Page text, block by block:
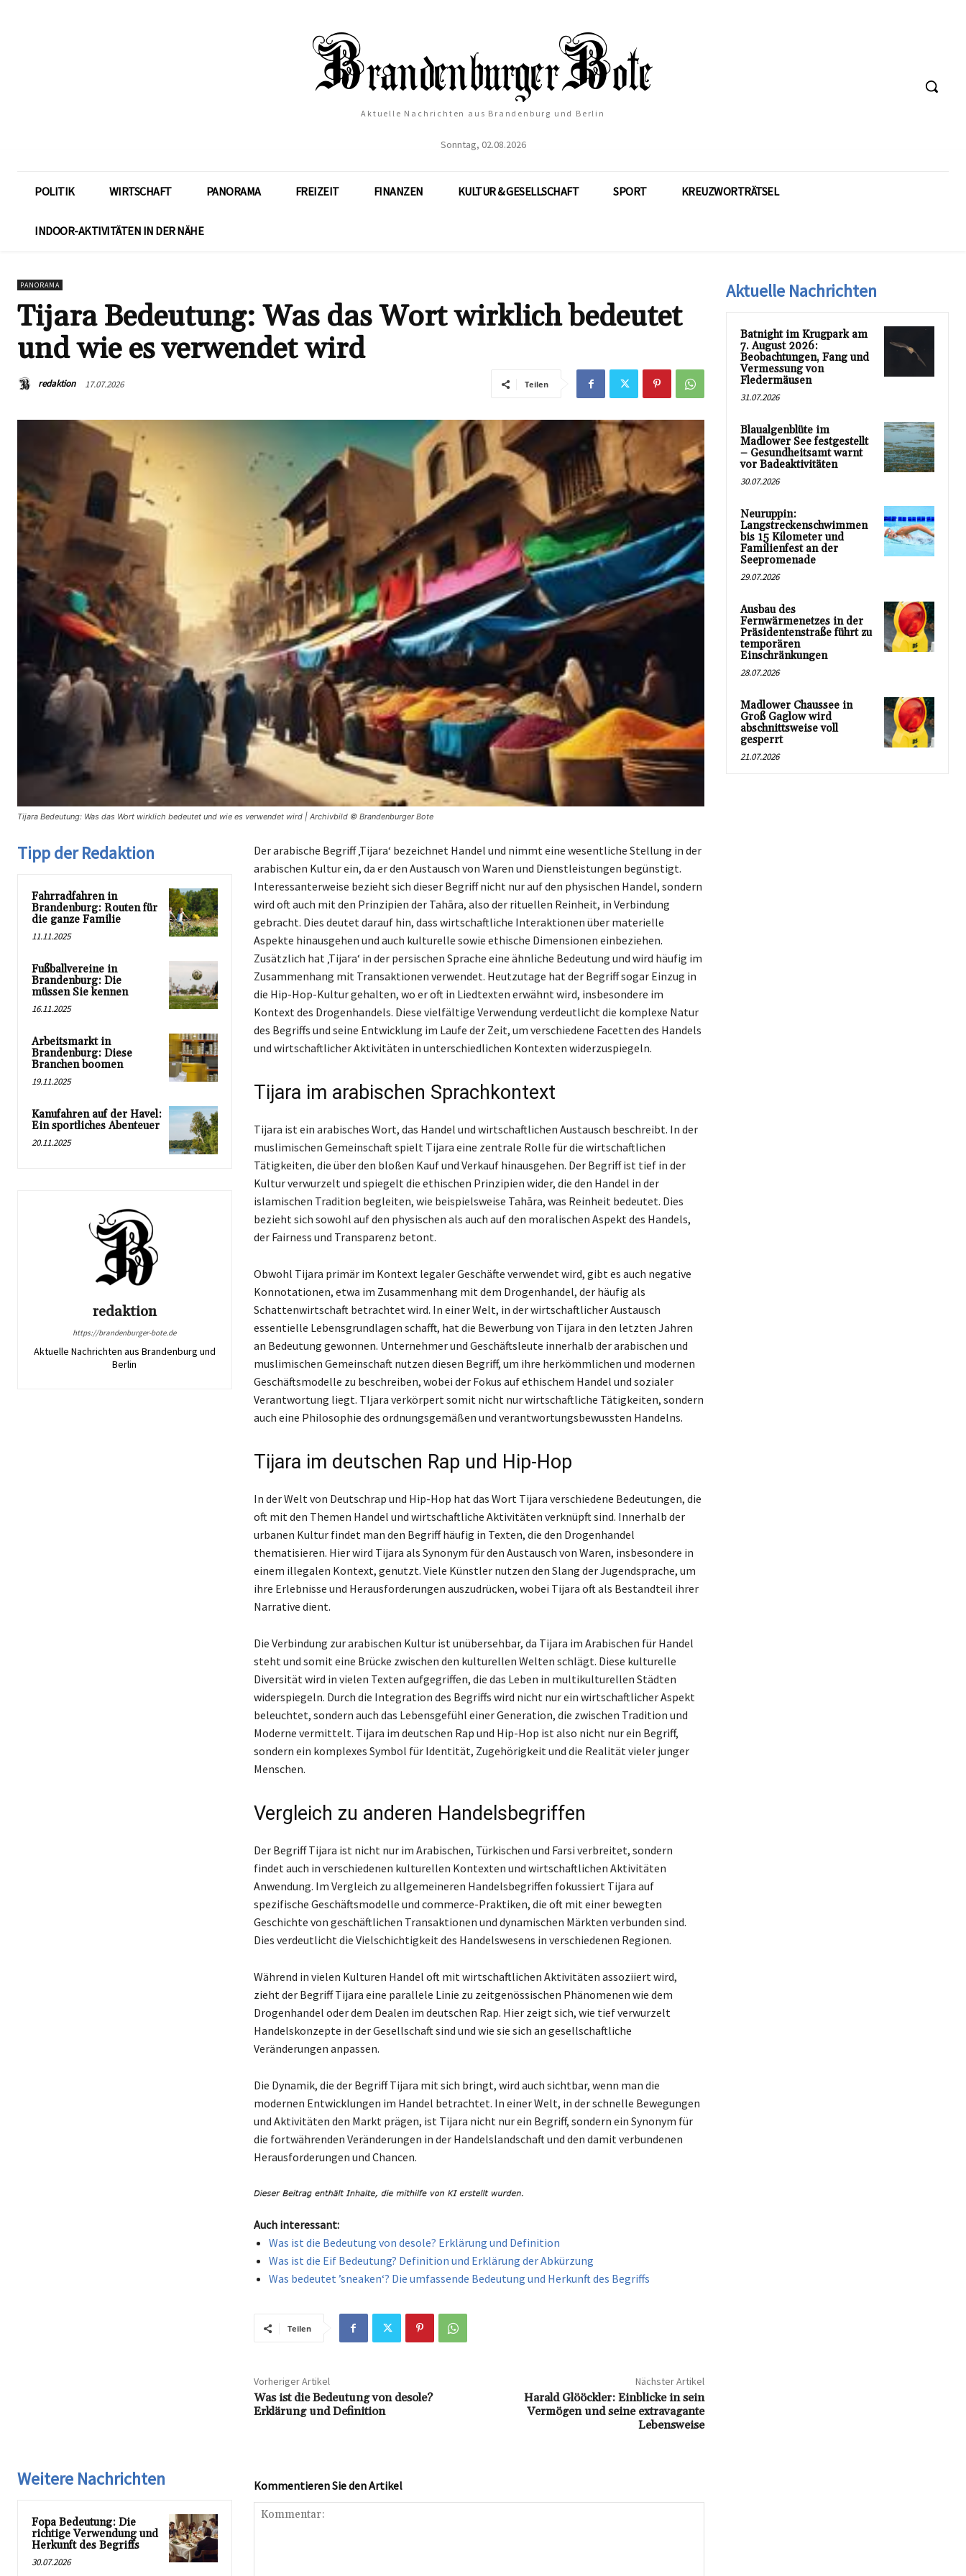
Aktuelle Nachrichten aus Brandenburg und Berlin
Sonntag, 02.08.2026
POLITIK WIRTSCHAFT PANORAMA FREIZEIT FINANZEN KULTUR & GESELLSCHAFT SPORT KREUZWORTRÄTSEL
INDOOR-AKTIVITÄTEN IN DER NÄHE
PANORAMA
Tijara Bedeutung: Was das Wort wirklich bedeutet
und wie es verwendet wird
redaktion 17.07.2026 Teilen
Tijara Bedeutung: Was das Wort wirklich bedeutet und wie es verwendet wird | Archivbild © Brandenburger Bote
Tipp der Redaktion
Fahrradfahren in
Brandenburg: Routen für
die ganze Familie
11.11.2025
Fußballvereine in
Brandenburg: Die
müssen Sie kennen
16.11.2025
Arbeitsmarkt in
Brandenburg: Diese
Branchen boomen
19.11.2025
Kanufahren auf der Havel:
Ein sportliches Abenteuer
20.11.2025
redaktion
https://brandenburger-bote.de
Aktuelle Nachrichten aus Brandenburg und
Berlin
Der arabische Begriff ‚Tijara‘ bezeichnet Handel und nimmt eine wesentliche Stellung in der
arabischen Kultur ein, da er den Austausch von Waren und Dienstleistungen begünstigt.
Interessanterweise bezieht sich dieser Begriff nicht nur auf den physischen Handel, sondern
wird oft auch mit den Prinzipien der Tahāra, also der rituellen Reinheit, in Verbindung
gebracht. Dies deutet darauf hin, dass wirtschaftliche Interaktionen über materielle
Aspekte hinausgehen und auch kulturelle sowie ethische Dimensionen einbeziehen.
Zusätzlich hat ‚Tijara‘ in der persischen Sprache eine ähnliche Bedeutung und wird häufig im
Zusammenhang mit Transaktionen verwendet. Heutzutage hat der Begriff sogar Einzug in
die Hip-Hop-Kultur gehalten, wo er oft in Liedtexten erwähnt wird, insbesondere im
Kontext des Drogenhandels. Diese vielfältige Verwendung verdeutlicht die komplexe Natur
des Begriffs und seine Entwicklung im Laufe der Zeit, um verschiedene Facetten des Handels
und wirtschaftlicher Aktivitäten in unterschiedlichen Kontexten widerzuspiegeln.
Tijara im arabischen Sprachkontext
Tijara ist ein arabisches Wort, das Handel und wirtschaftlichen Austausch beschreibt. In der
muslimischen Gemeinschaft spielt Tijara eine zentrale Rolle für die wirtschaftlichen
Tätigkeiten, die über den bloßen Kauf und Verkauf hinausgehen. Der Begriff ist tief in der
Kultur verwurzelt und spiegelt die ethischen Prinzipien wider, die den Handel in der
islamischen Tradition begleiten, wie beispielsweise Tahāra, was Reinheit bedeutet. Dies
bezieht sich sowohl auf den physischen als auch auf den moralischen Aspekt des Handels,
der Fairness und Transparenz betont.
Obwohl Tijara primär im Kontext legaler Geschäfte verwendet wird, gibt es auch negative
Konnotationen, etwa im Zusammenhang mit dem Drogenhandel, der häufig als
Schattenwirtschaft betrachtet wird. In einer Welt, in der wirtschaftlicher Austausch
essentielle Lebensgrundlagen schafft, hat die Bewerbung von Tijara in den letzten Jahren
an Bedeutung gewonnen. Unternehmer und Geschäftsleute innerhalb der arabischen und
muslimischen Gemeinschaft nutzen diesen Begriff, um ihre herkömmlichen und modernen
Geschäftsmodelle zu beschreiben, wobei der Fokus auf ethischem Handel und sozialer
Verantwortung liegt. TIjara verkörpert somit nicht nur wirtschaftliche Tätigkeiten, sondern
auch eine Philosophie des ordnungsgemäßen und verantwortungsbewussten Handelns.
Tijara im deutschen Rap und Hip-Hop
In der Welt von Deutschrap und Hip-Hop hat das Wort Tijara verschiedene Bedeutungen, die
oft mit den Themen Handel und wirtschaftliche Aktivitäten verknüpft sind. Innerhalb der
urbanen Kultur findet man den Begriff häufig in Texten, die den Drogenhandel
thematisieren. Hier wird Tijara als Synonym für den Austausch von Waren, insbesondere in
einem illegalen Kontext, genutzt. Viele Künstler nutzen den Slang der Jugendsprache, um
ihre Erlebnisse und Herausforderungen auszudrücken, wobei Tijara oft als Bestandteil ihrer
Narrative dient.
Die Verbindung zur arabischen Kultur ist unübersehbar, da Tijara im Arabischen für Handel
steht und somit eine Brücke zwischen den kulturellen Welten schlägt. Diese kulturelle
Diversität wird in vielen Texten aufgegriffen, die das Leben in multikulturellen Städten
widerspiegeln. Durch die Integration des Begriffs wird nicht nur ein wirtschaftlicher Aspekt
beleuchtet, sondern auch das Lebensgefühl einer Generation, die zwischen Tradition und
Moderne vermittelt. Tijara im deutschen Rap und Hip-Hop ist also nicht nur ein Begriff,
sondern ein komplexes Symbol für Identität, Zugehörigkeit und die Realität vieler junger
Menschen.
Vergleich zu anderen Handelsbegriffen
Der Begriff Tijara ist nicht nur im Arabischen, Türkischen und Farsi verbreitet, sondern
findet auch in verschiedenen kulturellen Kontexten und wirtschaftlichen Aktivitäten
Anwendung. Im Vergleich zu allgemeineren Handelsbegriffen fokussiert Tijara auf
spezifische Geschäftsmodelle und commerce-Praktiken, die oft mit einer bewegten
Geschichte von geschäftlichen Transaktionen und dynamischen Märkten verbunden sind.
Dies verdeutlicht die Vielschichtigkeit des Handelswesens in verschiedenen Regionen.
Während in vielen Kulturen Handel oft mit wirtschaftlichen Aktivitäten assoziiert wird,
zieht der Begriff Tijara eine parallele Linie zu zeitgenössischen Phänomenen wie dem
Drogenhandel oder dem Dealen im deutschen Rap. Hier zeigt sich, wie tief verwurzelt
Handelskonzepte in der Gesellschaft sind und wie sie sich an gesellschaftliche
Veränderungen anpassen.
Die Dynamik, die der Begriff Tijara mit sich bringt, wird auch sichtbar, wenn man die
modernen Entwicklungen im Handel betrachtet. In einer Welt, in der schnelle Bewegungen
und Aktivitäten den Markt prägen, ist Tijara nicht nur ein Begriff, sondern ein Synonym für
die fortwährenden Veränderungen in der Handelslandschaft und den damit verbundenen
Herausforderungen und Chancen.
Auch interessant:
Was ist die Bedeutung von desole? Erklärung und Definition
Was ist die Eif Bedeutung? Definition und Erklärung der Abkürzung
Was bedeutet ’sneaken‘? Die umfassende Bedeutung und Herkunft des Begriffs
Teilen
Vorheriger Artikel
Was ist die Bedeutung von desole?
Erklärung und Definition
Nächster Artikel
Harald Glööckler: Einblicke in sein
Vermögen und seine extravagante
Lebensweise
Weitere Nachrichten
Fopa Bedeutung: Die
richtige Verwendung und
Herkunft des Begriffs
30.07.2026
Kommentieren Sie den Artikel
Aktuelle Nachrichten
Batnight im Krugpark am
7. August 2026:
Beobachtungen, Fang und
Vermessung von
Fledermäusen
31.07.2026
Blaualgenblüte im
Madlower See festgestellt
– Gesundheitsamt warnt
vor Badeaktivitäten
30.07.2026
Neuruppin:
Langstreckenschwimmen
bis 15 Kilometer und
Familienfest an der
Seepromenade
29.07.2026
Ausbau des
Fernwärmenetzes in der
Präsidentenstraße führt zu
temporären
Einschränkungen
28.07.2026
Madlower Chaussee in
Groß Gaglow wird
abschnittsweise voll
gesperrt
21.07.2026